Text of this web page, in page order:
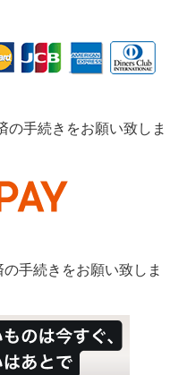
の手続きをお願い致しま
手続きをお願い致しま